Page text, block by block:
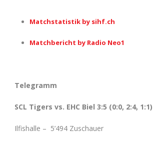
Matchstatistik by sihf.ch
Matchbericht by Radio Neo1
Telegramm
SCL Tigers vs. EHC Biel 3:5 (0:0, 2:4, 1:1)
Ilfishalle – 5’494 Zuschauer